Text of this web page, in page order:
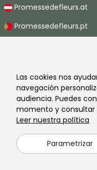
Las cookies nos
navegación
audiencia. Puedes
momento y consultar
Leer nuestra política
Parametrizar
Promessedefleurs.at
Promessedefleurs.pt
Promessedefleurs.ch
Información legal
Promesse de fleurs, una